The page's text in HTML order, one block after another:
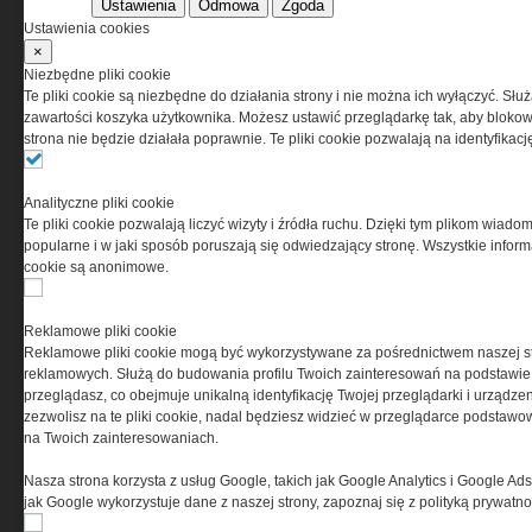
Korzystanie z portalu jest równoznaczne
przez Grupa MEDIUM Spółka z ograniczoną
odpowiedzialnością Spółka komandytowa, nr KRS:
0000537655, NIP 1132860378, REGON 146393437
(zwana dalej Grupa MEDIUM) w postaci Regulaminu.
Ta witryna wykorzystuje pliki cookies do przechowywania
informacji na Twoim komputerze. Pliki cookies stosujemy
w celu świadczenia usług na najwyższym poziomie,
w tym w sposób dostosowany do indywidualnych potrzeb.
cookies oznacza, że będą one zamieszczane w Twoim
urządzeniu końcowym. W każdym momencie możesz
dokonać zmiany ustawień przeglądarki dotyczących
Ustawienia Odmowa Zgoda
Ustawienia cookies
×
Niezbędne pliki cookie
Te pliki cookie są niezbędne do działania strony i nie można ich wyłączyć.
zawartości koszyka użytkownika. Możesz ustawić przeglądarkę tak, aby
strona nie będzie działała poprawnie. Te pliki cookie pozwalają na
Analityczne pliki cookie
Te pliki cookie pozwalają liczyć wizyty i źródła ruchu. Dzięki tym plikom
popularne i w jaki sposób poruszają się odwiedzający stronę. Wszystkie
cookie są anonimowe.
Reklamowe pliki cookie
Reklamowe pliki cookie mogą być wykorzystywane za pośrednictwem naszej
reklamowych. Służą do budowania profilu Twoich zainteresowań na
przeglądasz, co obejmuje unikalną identyfikację Twojej przeglądarki i
zezwolisz na te pliki cookie, nadal będziesz widzieć w przeglądarce
na Twoich zainteresowaniach.
Nasza strona korzysta z usług Google, takich jak Google Analytics i Google
jak Google wykorzystuje dane z naszej strony, zapoznaj się z polityką